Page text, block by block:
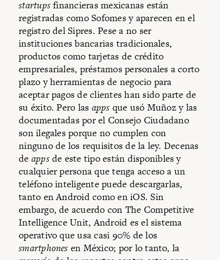
startupsfinancieras mexicanas están
registradas como Sofomes y aparecen en el
registro del Sipres. Pese a no ser
instituciones bancarias tradicionales,
productos como tarjetas de crédito
empresariales, préstamos personales a corto
plazo y herramientas de negocio para
aceptar pagos de clientes han sido parte de
su éxito. Pero las apps que usó Muñoz y las
documentadas por el Consejo Ciudadano
son ilegales porque no cumplen con
ninguno de los requisitos de la ley. Decenas
de appsde este tipo están disponibles y
cualquier persona que tenga acceso a un
teléfono inteligente puede descargarlas,
tanto en Android como en iOS. Sin
embargo, de acuerdo con The Competitive
Intelligence Unit, Android es el sistema
operativo que usa casi 90% de los
smartphones en México; por lo tanto, la